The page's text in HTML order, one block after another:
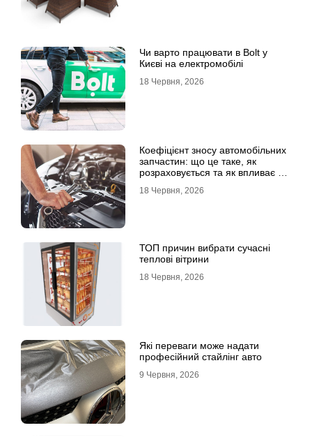
Чи варто працювати в Bolt у
Києві на електромобілі
18 Червня, 2026
Коефіцієнт зносу автомобільних
запчастин: що це таке, як
розраховується та як впливає на
18 Червня, 2026
ТОП причин вибрати сучасні
теплові вітрини
18 Червня, 2026
Які переваги може надати
професійний стайлінг авто
9 Червня, 2026